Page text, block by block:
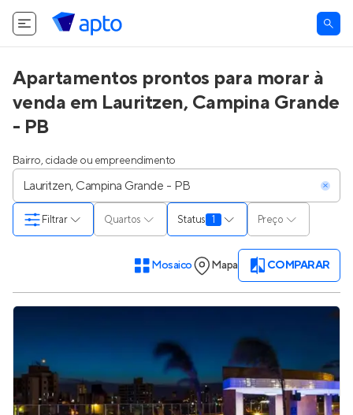
Apartamentos prontos para morar à
venda em Lauritzen, Campina Grande
- PB
Bairro, cidade ou empreendimento
Quartos Status 1 Preço
Filtrar
Mosaico Mapa COMPARAR